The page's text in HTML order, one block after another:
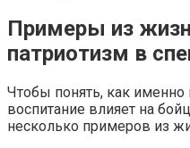
Примеры из
патриотизм в
Чтобы понять, как именно
воспитание влияет на
несколько примеров из